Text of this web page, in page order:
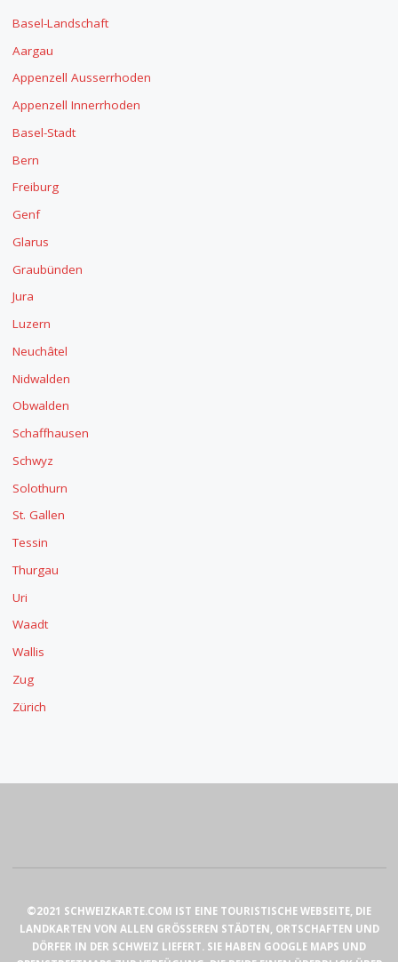
Basel-Landschaft
Aargau
Appenzell Ausserrhoden
Appenzell Innerrhoden
Basel-Stadt
Bern
Freiburg
Genf
Glarus
Graubünden
Jura
Luzern
Neuchâtel
Nidwalden
Obwalden
Schaffhausen
Schwyz
Solothurn
St. Gallen
Tessin
Thurgau
Uri
Waadt
Wallis
Zug
Zürich
©2021 SCHWEIZKARTE.COM IST EINE TOURISTISCHE WEBSEITE, DIE
LANDKARTEN VON ALLEN GRÖSSEREN STÄDTEN, ORTSCHAFTEN UND
DÖRFER IN DER SCHWEIZ LIEFERT. SIE HABEN GOOGLE MAPS UND